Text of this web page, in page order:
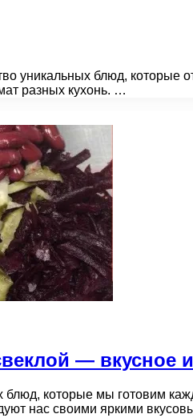
уникальных блюд, которые
разных кухонь. …
— вкусное
которые мы готовим
нас своими яркими